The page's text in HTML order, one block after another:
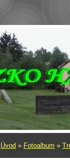
Úvod » Fotoalbum »